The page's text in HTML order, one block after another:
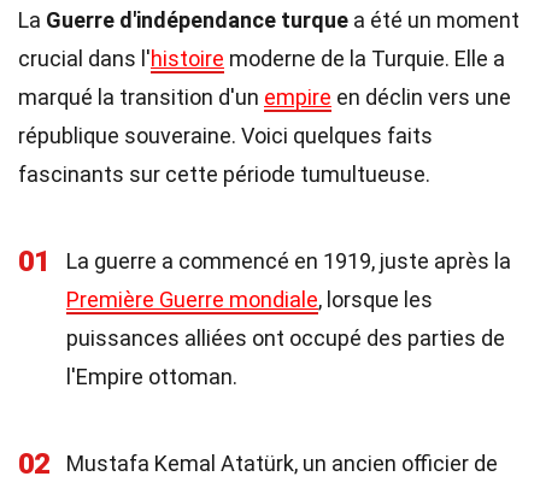
La Guerre d'indépendance turque a été un moment
crucial dans l'histoire moderne de la Turquie. Elle a
marqué la transition d'un empire en déclin vers une
république souveraine. Voici quelques faits
fascinants sur cette période tumultueuse.
01
La guerre a commencé en 1919, juste après la
Première Guerre mondiale, lorsque les
puissances alliées ont occupé des parties de
l'Empire ottoman.
02
Mustafa Kemal Atatürk, un ancien officier de